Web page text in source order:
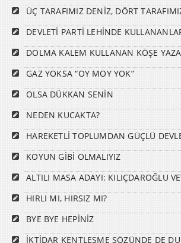
ÜÇ TARAFIMIZ DENİZ, DÖRT
DEVLETİ PARTİ LEHİNDE
DOLMA KALEM KULLANAN KÖŞE
GAZ YOKSA “OY MOY YOK”
OLSA DÜKKAN SENİN
NEDEN KUCAKTA?
HAREKETLİ TOPLUMDAN GÜÇLÜ
KOYUN GİBİ OLMALIYIZ
ALTILI MASA ADAYI: KILIÇDAROĞLU
HIRLI MI, HIRSIZ MI?
BYE BYE HEPİNİZ
İKTİDAR KENTLEŞME SÖZÜNDE DE